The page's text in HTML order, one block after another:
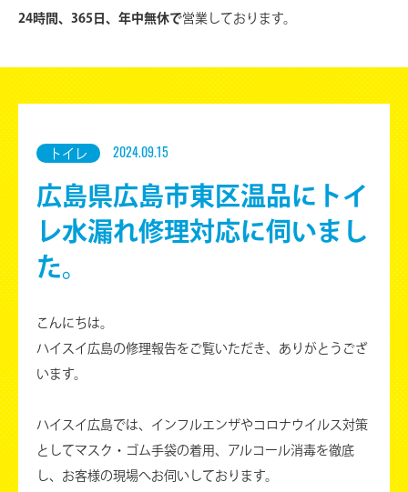
24時間、365日、年中無休で営業しております。
トイレ 2024.09.15
広島県広島市東区温品にトイ
レ水漏れ修理対応に伺いまし
た。
こんにちは。
ハイスイ広島の修理報告をご覧いただき、ありがとうござ
います。
ハイスイ広島では、インフルエンザやコロナウイルス対策
としてマスク・ゴム手袋の着用、アルコール消毒を徹底
し、お客様の現場へお伺いしております。